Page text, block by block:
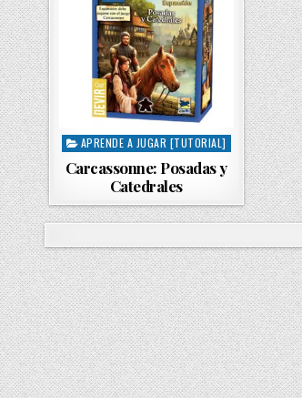
P
o
e
i
n
APRENDE A JUGAR [TUTORIAL]
Carcassonne: Posadas y
Catedrales